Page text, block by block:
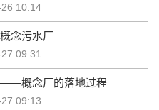
10:14
念污水厂
09:31
——概念厂的落地过程
09:13